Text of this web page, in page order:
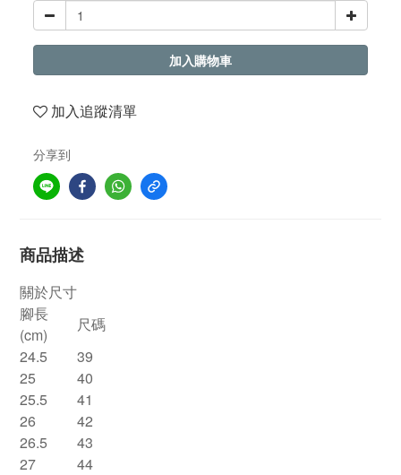
加入購物車
加入追蹤清單
分享到
商品描述
關於尺寸
腳長
(cm)
尺碼
24.5
39
25
40
25.5
41
26
42
26.5
43
27
44